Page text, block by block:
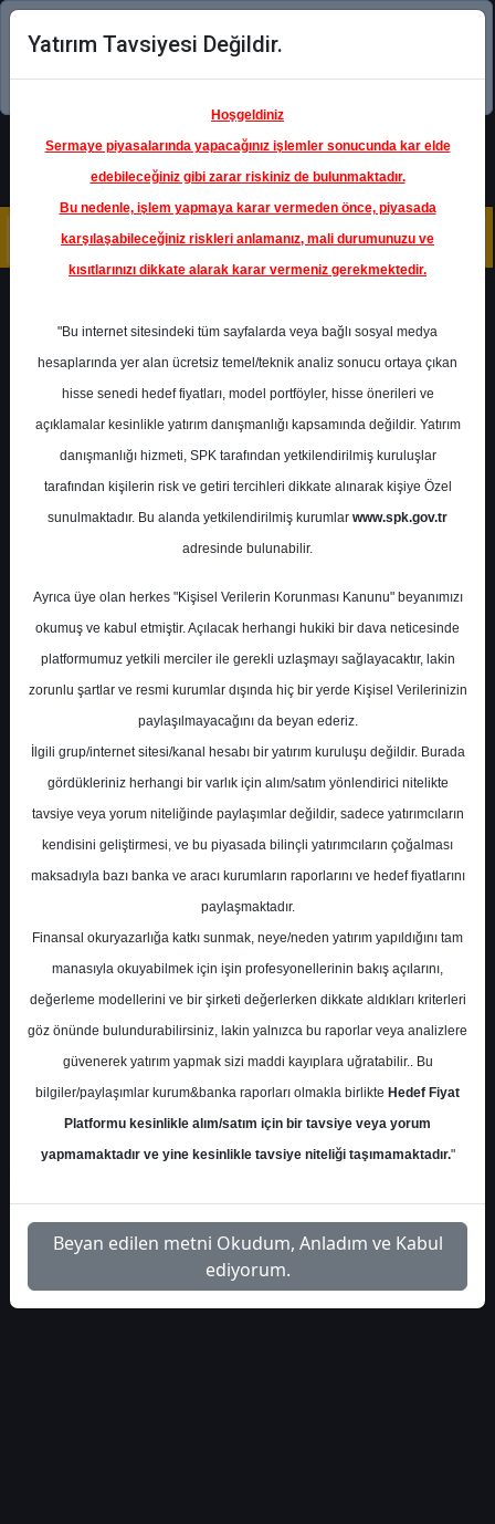
Şimdi uygulamayı indirin!
Ana Sayfa
Raporlar
Tacirler Yatırım
Rapor Detay
Günlük Bülten
Tacirler Yatırım 22 Ağustos 2025
Günlük Bülten
S.No Dosya Adı İndir
1
tacirler-yatirim-gunluk-
bulten-4232
İlgili
Dosyayı İndir
Yatırım Tavsiyesi Değildir.
Hoşgeldiniz
Sermaye piyasalarında yapacağınız işlemler sonucunda kar elde
edebileceğiniz gibi zarar riskiniz de bulunmaktadır.
Bu nedenle, işlem yapmaya karar vermeden önce, piyasada
karşılaşabileceğiniz riskleri anlamanız, mali durumunuzu ve
kısıtlarınızı dikkate alarak karar vermeniz gerekmektedir.
"Bu internet sitesindeki tüm sayfalarda veya bağlı sosyal medya
hesaplarında yer alan ücretsiz temel/teknik analiz sonucu ortaya çıkan
hisse senedi hedef fiyatları, model portföyler, hisse önerileri ve
açıklamalar kesinlikle yatırım danışmanlığı kapsamında değildir. Yatırım
danışmanlığı hizmeti, SPK tarafından yetkilendirilmiş kuruluşlar
tarafından kişilerin risk ve getiri tercihleri dikkate alınarak kişiye Özel
sunulmaktadır. Bu alanda yetkilendirilmiş kurumlar www.spk.gov.tr
adresinde bulunabilir.
Ayrıca üye olan herkes "Kişisel Verilerin Korunması Kanunu" beyanımızı
okumuş ve kabul etmiştir. Açılacak herhangi hukiki bir dava neticesinde
platformumuz yetkili merciler ile gerekli uzlaşmayı sağlayacaktır, lakin
zorunlu şartlar ve resmi kurumlar dışında hiç bir yerde Kişisel Verilerinizin
paylaşılmayacağını da beyan ederiz.
İlgili grup/internet sitesi/kanal hesabı bir yatırım kuruluşu değildir. Burada
gördükleriniz herhangi bir varlık için alım/satım yönlendirici nitelikte
tavsiye veya yorum niteliğinde paylaşımlar değildir, sadece yatırımcıların
kendisini geliştirmesi, ve bu piyasada bilinçli yatırımcıların çoğalması
maksadıyla bazı banka ve aracı kurumların raporlarını ve hedef fiyatlarını
paylaşmaktadır.
Finansal okuryazarlığa katkı sunmak, neye/neden yatırım yapıldığını tam
manasıyla okuyabilmek için işin profesyonellerinin bakış açılarını,
değerleme modellerini ve bir şirketi değerlerken dikkate aldıkları kriterleri
göz önünde bulundurabilirsiniz, lakin yalnızca bu raporlar veya analizlere
güvenerek yatırım yapmak sizi maddi kayıplara uğratabilir.. Bu
bilgiler/paylaşımlar kurum&banka raporları olmakla birlikte Hedef Fiyat
Platformu kesinlikle alım/satım için bir tavsiye veya yorum
yapmamaktadır ve yine kesinlikle tavsiye niteliği taşımamaktadır."
Beyan edilen metni Okudum, Anladım ve Kabul
ediyorum.